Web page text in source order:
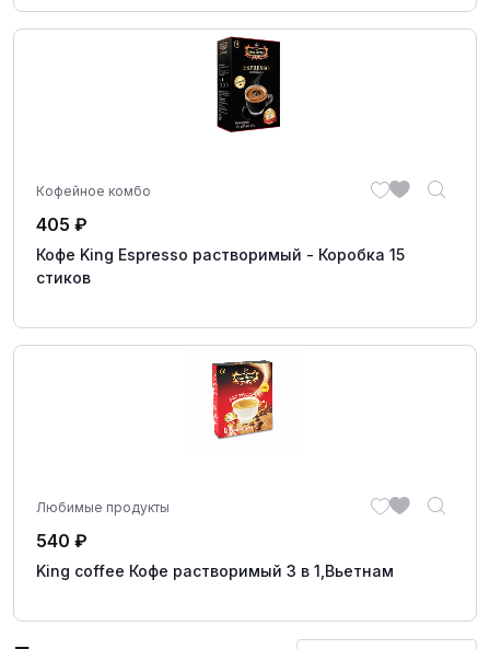
Кофейное комбо
405 ₽
Кофе King Espresso растворимый - Коробка 15
стиков
Любимые продукты
540 ₽
King coffee Кофе растворимый 3 в 1,Вьетнам